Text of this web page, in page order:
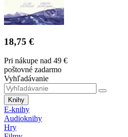
18,75 €
Pri nákupe nad 49 €
poštovné zadarmo
Vyhľadávanie
Knihy
E-knihy
Audioknihy
Hry